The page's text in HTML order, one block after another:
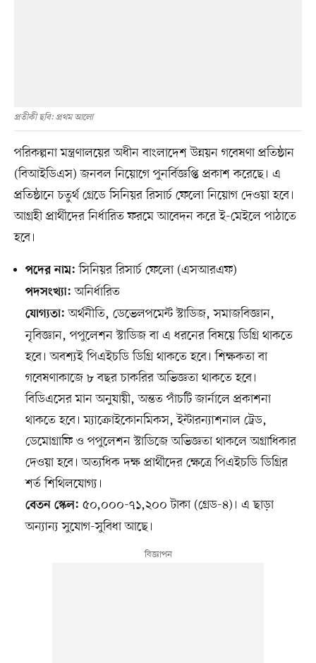
প্রতীকী ছবি: প্রথম আলো
পরিকল্পনা মন্ত্রণালয়ের অধীন বাংলাদেশ উন্নয়ন গবেষণা প্রতিষ্ঠান
(বিআইডিএস) জনবল নিয়োগে পুনর্বিজ্ঞপ্তি প্রকাশ করেছে। এ
প্রতিষ্ঠানে চতুর্থ গ্রেডে সিনিয়র রিসার্চ ফেলো নিয়োগ দেওয়া হবে।
আগ্রহী প্রার্থীদের নির্ধারিত ফরমে আবেদন করে ই-মেইলে পাঠাতে
হবে।
পদের নাম: সিনিয়র রিসার্চ ফেলো (এসআরএফ)
পদসংখ্যা: অনির্ধারিত
যোগ্যতা: অর্থনীতি, ডেভেলপমেন্ট স্টাডিজ, সমাজবিজ্ঞান,
নৃবিজ্ঞান, পপুলেশন স্টাডিজ বা এ ধরনের বিষয়ে ডিগ্রি থাকতে
হবে। অবশ্যই পিএইচডি ডিগ্রি থাকতে হবে। শিক্ষকতা বা
গবেষণাকাজে ৮ বছর চাকরির অভিজ্ঞতা থাকতে হবে।
বিডিএসের মান অনুযায়ী, অন্তত পাঁচটি জার্নালে প্রকাশনা
থাকতে হবে। ম্যাক্রোইকোনমিকস, ইন্টারন্যাশনাল ট্রেড,
ডেমোগ্রাফি ও পপুলেশন স্টাডিজে অভিজ্ঞতা থাকলে অগ্রাধিকার
দেওয়া হবে। অত্যধিক দক্ষ প্রার্থীদের ক্ষেত্রে পিএইচডি ডিগ্রির
শর্ত শিথিলযোগ্য।
বেতন স্কেল: ৫০,০০০-৭১,২০০ টাকা (গ্রেড-৪)। এ ছাড়া
অন্যান্য সুযোগ-সুবিধা আছে।